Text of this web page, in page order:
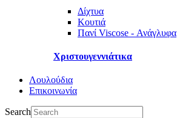
Δίχτυα
Κουτιά
Πανί Viscose - Ανάγλυφα
Χριστουγεννιάτικα
Λουλούδια
Επικοινωνία
Search